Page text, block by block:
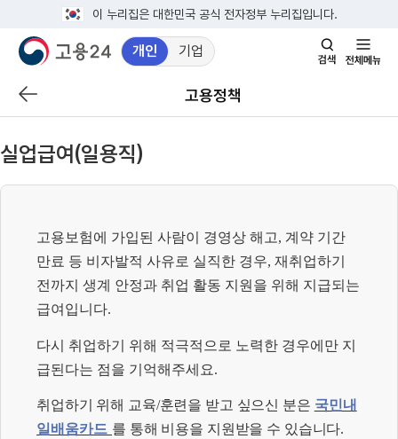
이 누리집은 대한민국 공식 전자정부 누리집입니다.
개인 기업
검
전
이
페
이
지
고용정책
실업급여(일용직)
고용보험에 가입된 사람이 경영상 해고, 계약 기간
만료 등 비자발적 사유로 실직한 경우, 재취업하기
전까지 생계 안정과 취업 활동 지원을 위해 지급되는
급여입니다.
다시 취업하기 위해 적극적으로 노력한 경우에만 지
급된다는 점을 기억해주세요.
취업하기 위해 교육/훈련을 받고 싶으신 분은 국민내
일배움카드 를 통해 비용을 지원받을 수 있습니다.